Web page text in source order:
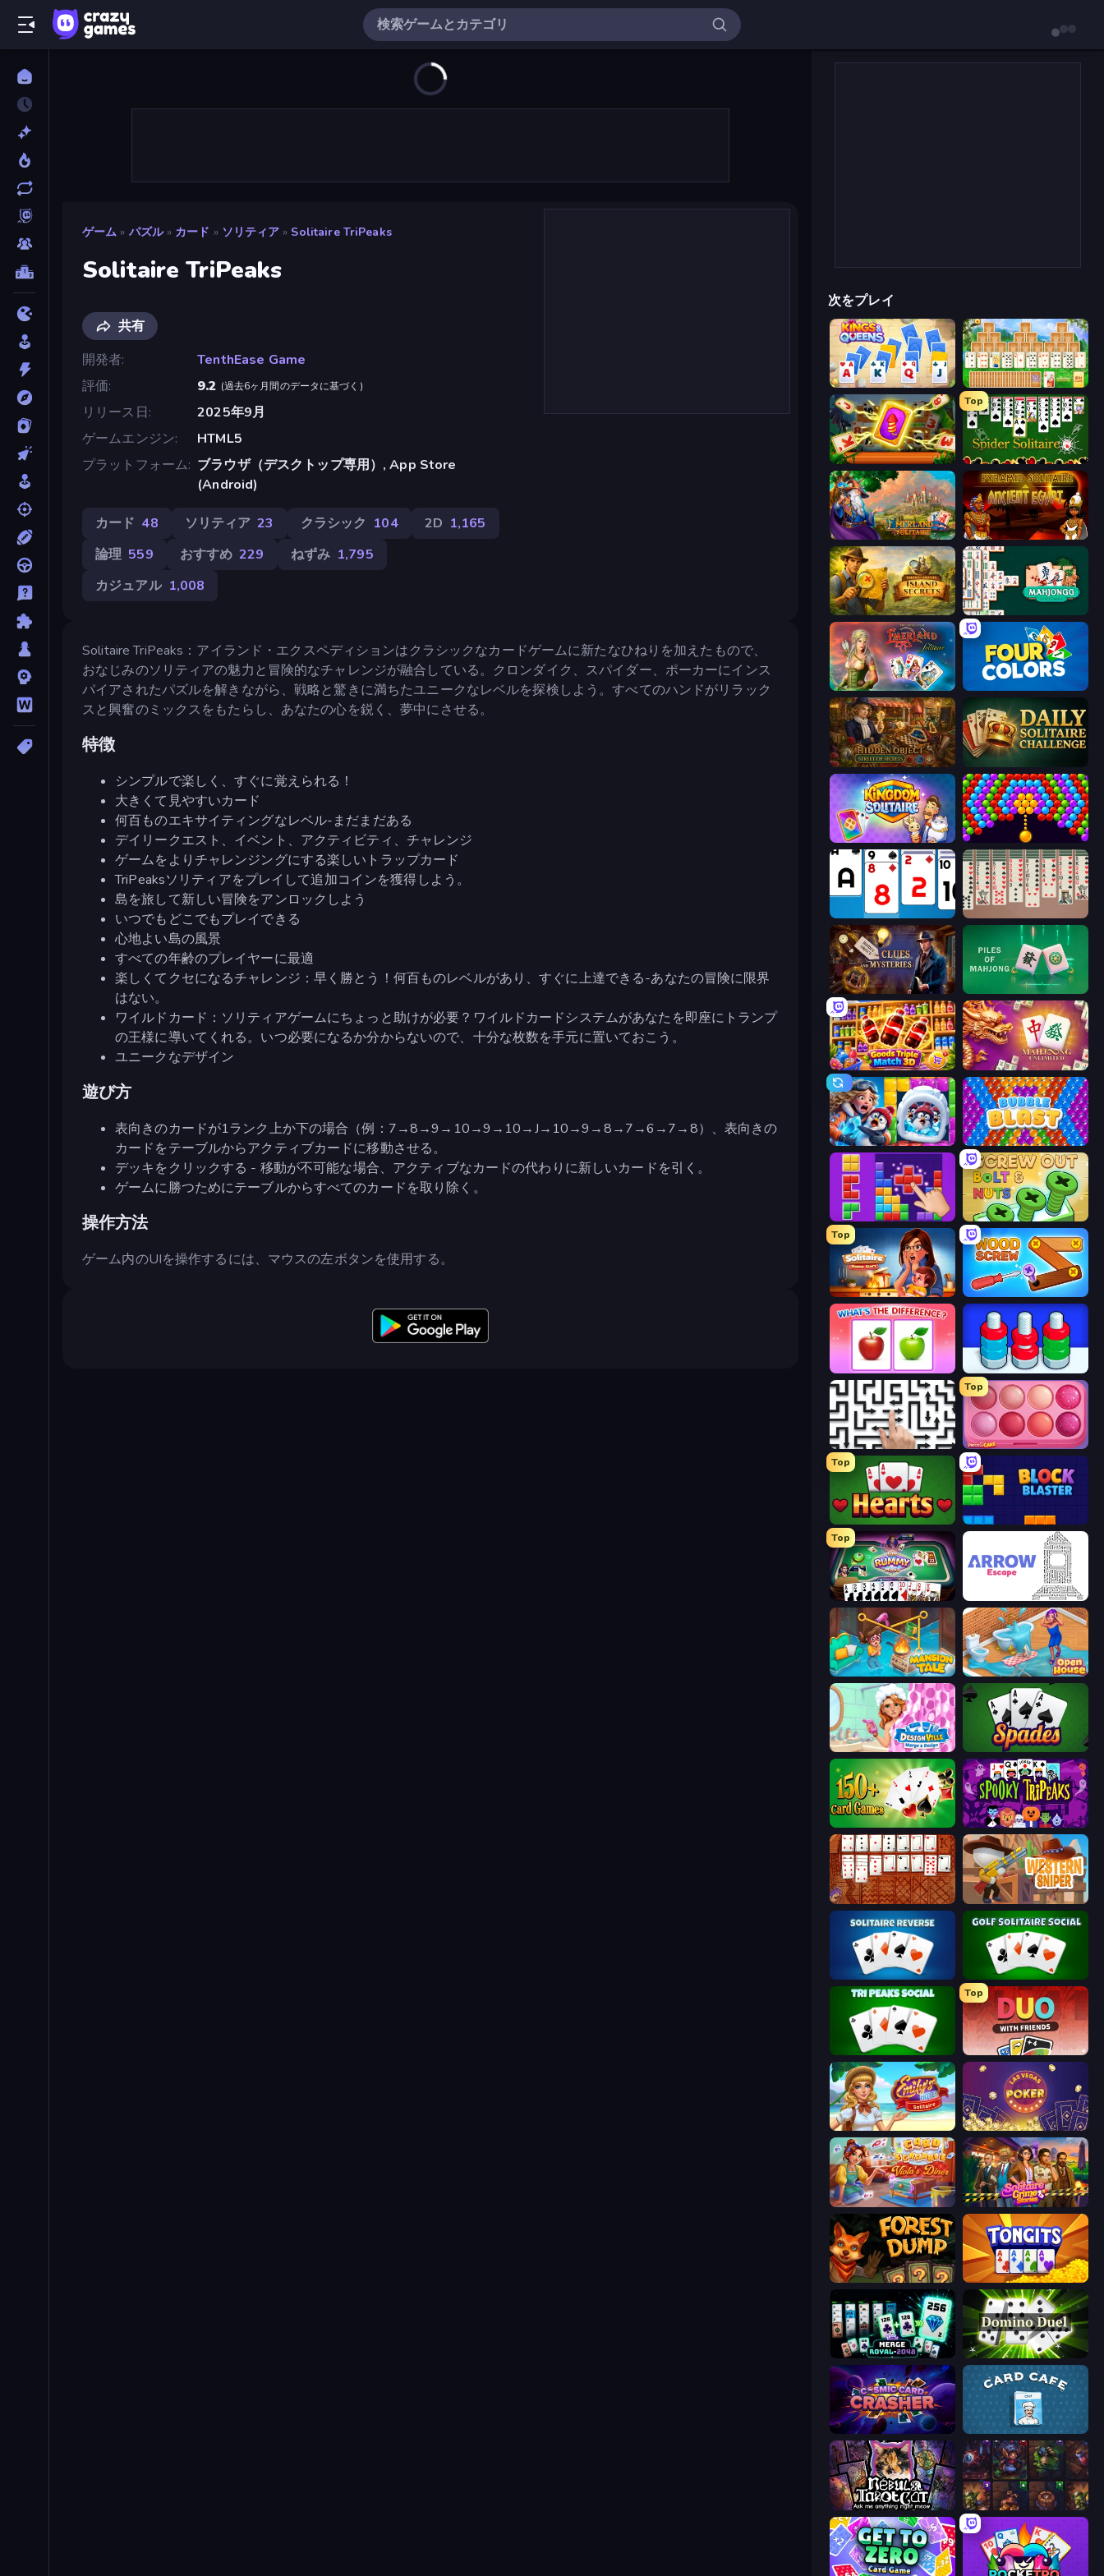
ゲーム » パズル » カード » ソリティア » Solitaire TriPeaks
Solitaire TriPeaks
共有
開発者
TenthEase Game
評価
9.2 (過去6ヶ月間のデータに基づく )
リリース日
2025年9月
ゲームエンジン
HTML5
プラットフォーム ブラウザ（デスクトップ専用）, App Store
(Android)
カード 48 ソリティア 23 クラシック 104 2D 1,165
論理 559 おすすめ 229 ねずみ 1,795
カジュアル 1,008
Solitaire TriPeaks：アイランド・エクスペディションはクラシックなカードゲームに新たなひねりを加えたもので、
おなじみのソリティアの魅力と冒険的なチャレンジが融合している。クロンダイク、スパイダー、ポーカーにインス
パイアされたパズルを解きながら、戦略と驚きに満ちたユニークなレベルを探検しよう。すべてのハンドがリラック
スと興奮のミックスをもたらし、あなたの心を鋭く、夢中にさせる。
特徴
シンプルで楽しく、すぐに覚えられる！
大きくて見やすいカード
何百ものエキサイティングなレベル-まだまだある
デイリークエスト、イベント、アクティビティ、チャレンジ
ゲームをよりチャレンジングにする楽しいトラップカード
TriPeaksソリティアをプレイして追加コインを獲得しよう。
島を旅して新しい冒険をアンロックしよう
いつでもどこでもプレイできる
心地よい島の風景
すべての年齢のプレイヤーに最適
楽しくてクセになるチャレンジ：早く勝とう！何百ものレベルがあり、すぐに上達できる-あなたの冒険に限界
はない。
ワイルドカード：ソリティアゲームにちょっと助けが必要？ワイルドカードシステムがあなたを即座にトランプ
の王様に導いてくれる。いつ必要になるか分からないので、十分な枚数を手元に置いておこう。
ユニークなデザイン
遊び方
表向きのカードが1ランク上か下の場合（例：7→8→9→10→9→10→J→10→9→8→7→6→7→8）、表向きの
カードをテーブルからアクティブカードに移動させる。
デッキをクリックする - 移動が不可能な場合、アクティブなカードの代わりに新しいカードを引く。
ゲームに勝つためにテーブルからすべてのカードを取り除く。
操作方法
ゲーム内のUIを操作するには、マウスの左ボタンを使用する。
次をプレイ
Kings and Queens Solitaire TriPeaks Magic Towers Solitaire
Solitaire: The Great Journey
Top
Spider Solitaire
Emerland Solitaire Card Game Pyramid Solitaire Ancient Egypt
Hidden Objects: Island Secrets Mahjongg Solitaire
Emerland Solitaire Endless Journey
Hidden Object: Street Of Secrets
Kingdom Solitaire Bubble Story
Social Solitaire Spider Solitaire 2 Suits
Hidden Object: Clues and Mysteries Piles of Mahjong
Goods Triple Match 3D Mahjong Unlimited
Captain Blast Bubble Blast
BlockBuster Puzzle Screw Out: Bolts and Nuts
Top
Solitaire Home Story Wood Screw: Bolts Puzzle
What's The Difference?
Arrow Escape: Puzzle
Top
Piece of Cake: Merge and Bake
Top
Hearts: Classic ブロックブラスト
Top
Gin Rummy Mania Arrow Escape
Mansion Tale: Merge Secrets Open House
Designville: Merge & Design Spades
Spooky Tripeaks
Algerian Solitaire Western Sniper
Solitaire Reverse Golf Solitaire
Tri Peaks Social
Top
DUO With Friends
Emily's Hotel Solitaire Las Vegas Poker
Card Scramble: Viola's Diner Solitaire Crime Stories
Forest Dump Tongits
Merge Royal Domino Duel
Cosmic Card Crasher Card Cafe
Nébula Tarot Cat Cards Keeper